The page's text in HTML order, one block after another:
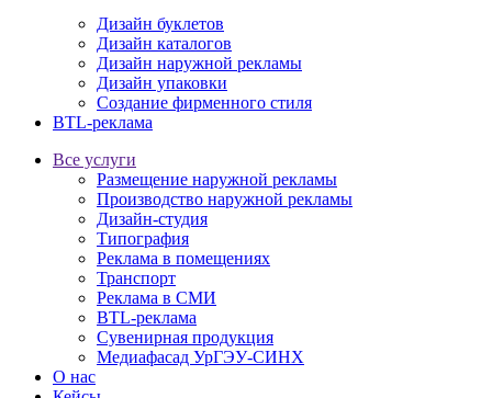
Дизайн буклетов
Дизайн каталогов
Дизайн наружной рекламы
Дизайн упаковки
Создание фирменного стиля
BTL-реклама
Все услуги
Размещение наружной рекламы
Производство наружной рекламы
Дизайн-студия
Типография
Реклама в помещениях
Транспорт
Реклама в СМИ
BTL-реклама
Сувенирная продукция
Медиафасад УрГЭУ-СИНХ
О нас